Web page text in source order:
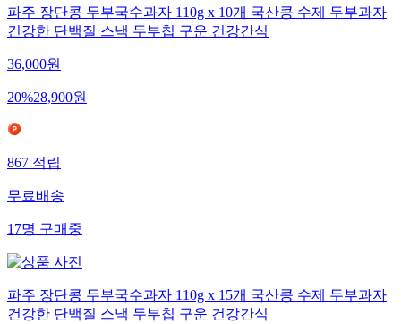
파주 장단콩 두부국수과자 110g x 10개 국산콩 수제 두부과자
건강한 단백질 스낵 두부칩 구운 건강간식
36,000원
20%28,900원
867적립
무료배송
17명구매중
파주 장단콩 두부국수과자 110g x 15개 국산콩 수제 두부과자
건강한 단백질 스낵 두부칩 구운 건강간식